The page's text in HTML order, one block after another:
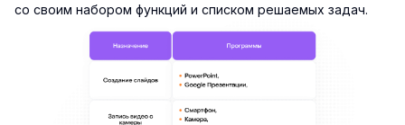
со своим набором функций и списком решаемых задач.